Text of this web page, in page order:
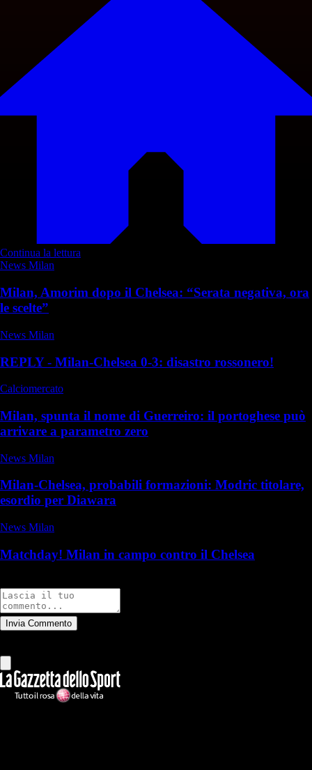
Continua la lettura
News Milan
Milan, Amorim dopo il Chelsea: “Serata negativa, ora
le scelte”
News Milan
REPLY - Milan-Chelsea 0-3: disastro rossonero!
Calciomercato
Milan, spunta il nome di Guerreiro: il portoghese può
arrivare a parametro zero
News Milan
Milan-Chelsea, probabili formazioni: Modric titolare,
esordio per Diawara
News Milan
Matchday! Milan in campo contro il Chelsea
Invia Commento